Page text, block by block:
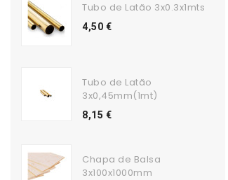
Tubo de Latão 3x0.3x1mts
4,50 €
Tubo de Latão
3x0,45mm(1mt)
8,15 €
Chapa de Balsa
3x100x1000mm